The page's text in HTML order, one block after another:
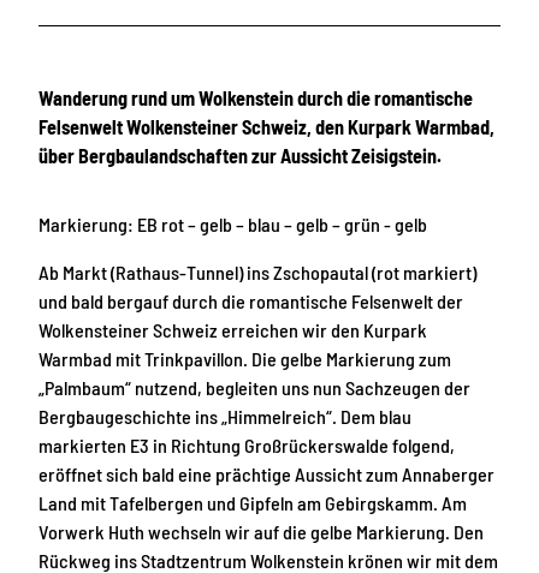
Wanderung rund um Wolkenstein durch die romantische
Felsenwelt Wolkensteiner Schweiz, den Kurpark Warmbad,
über Bergbaulandschaften zur Aussicht Zeisigstein.
Markierung: EB rot – gelb – blau – gelb – grün - gelb
Ab Markt (Rathaus-Tunnel) ins Zschopautal (rot markiert)
und bald bergauf durch die romantische Felsenwelt der
Wolkensteiner Schweiz erreichen wir den Kurpark
Warmbad mit Trinkpavillon. Die gelbe Markierung zum
„Palmbaum“ nutzend, begleiten uns nun Sachzeugen der
Bergbaugeschichte ins „Himmelreich“. Dem blau
markierten E3 in Richtung Großrückerswalde folgend,
eröffnet sich bald eine prächtige Aussicht zum Annaberger
Land mit Tafelbergen und Gipfeln am Gebirgskamm. Am
Vorwerk Huth wechseln wir auf die gelbe Markierung. Den
Rückweg ins Stadtzentrum Wolkenstein krönen wir mit dem